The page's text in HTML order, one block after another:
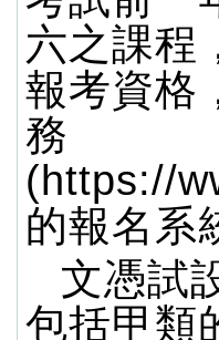
六之課程
報考資格
務
(https://
的報名系
文憑試
包括甲類